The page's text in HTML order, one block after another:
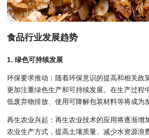
食品行业发展趋势
1. 绿色可持续发展
环保要求推动：随着环保意识的提高和相关政
更加注重绿色生产和可持续发展。在生产过程
低废弃物排放、使用可降解包装材料等将成为
再生农业兴起：再生农业技术的应用将逐渐增
农业生产方式，提高土壤质量、减少水资源浪